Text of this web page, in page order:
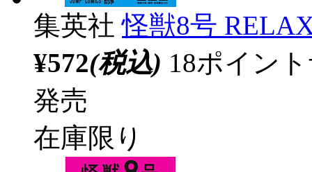
集英社 怪獣8号
¥572(税込) 18ポイン
発売
在庫限り